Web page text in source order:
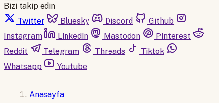
Bizi takip edin
Twitter
Bluesky Discord
Github
Instagram
Linkedin Mastodon
Pinterest
Reddit
Telegram Threads
Tiktok
Whatsapp
Youtube
Anasayfa